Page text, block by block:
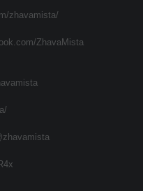
zhavamista/
ZhavaMista